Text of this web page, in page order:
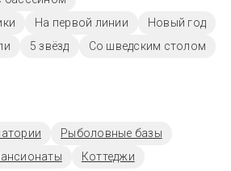
На первой линии
Новый год
5 звёзд
Со шведским столом
Рыболовные базы
Коттеджи